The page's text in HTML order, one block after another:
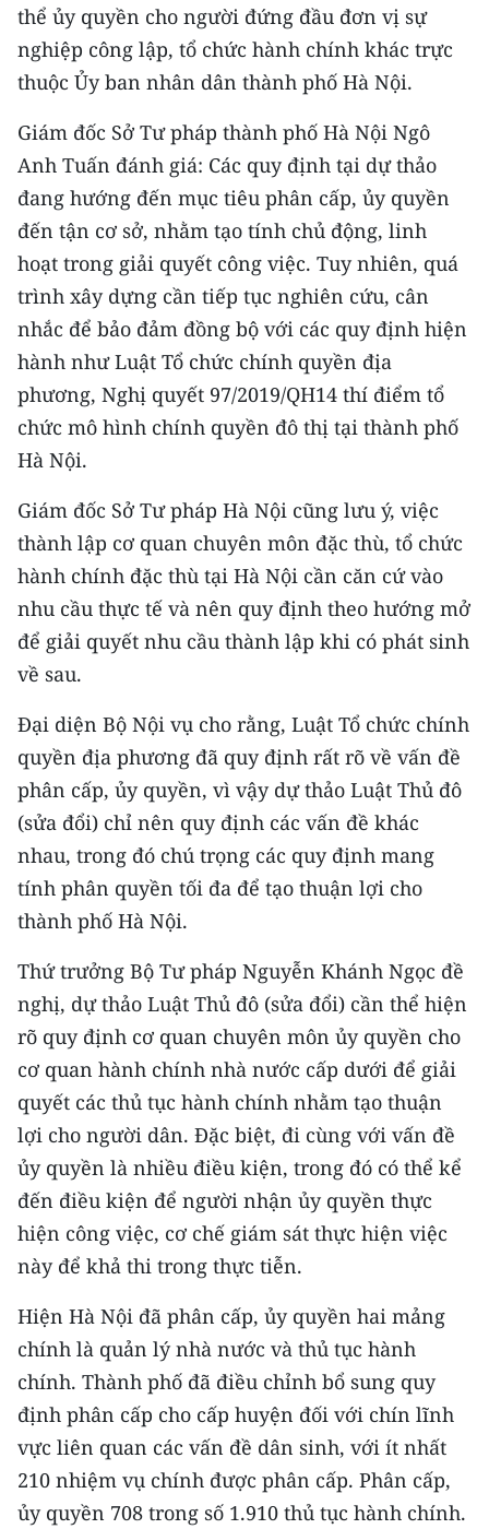
ENGLISH
中文
FRANÇAIS
РУССКИЙ
ESPAÑOL
한국어
thể ủy quyền cho người đứng đầu đơn vị sự
nghiệp công lập, tổ chức hành chính khác trực
thuộc Ủy ban nhân dân thành phố Hà Nội.
Giám đốc Sở Tư pháp thành phố Hà Nội Ngô
Anh Tuấn đánh giá: Các quy định tại dự thảo
đang hướng đến mục tiêu phân cấp, ủy quyền
đến tận cơ sở, nhằm tạo tính chủ động, linh
hoạt trong giải quyết công việc. Tuy nhiên, quá
trình xây dựng cần tiếp tục nghiên cứu, cân
nhắc để bảo đảm đồng bộ với các quy định hiện
hành như Luật Tổ chức chính quyền địa
phương, Nghị quyết 97/2019/QH14 thí điểm tổ
chức mô hình chính quyền đô thị tại thành phố
Hà Nội.
Giám đốc Sở Tư pháp Hà Nội cũng lưu ý, việc
thành lập cơ quan chuyên môn đặc thù, tổ chức
hành chính đặc thù tại Hà Nội cần căn cứ vào
nhu cầu thực tế và nên quy định theo hướng mở
để giải quyết nhu cầu thành lập khi có phát sinh
về sau.
Đại diện Bộ Nội vụ cho rằng, Luật Tổ chức chính
quyền địa phương đã quy định rất rõ về vấn đề
phân cấp, ủy quyền, vì vậy dự thảo Luật Thủ đô
(sửa đổi) chỉ nên quy định các vấn đề khác
nhau, trong đó chú trọng các quy định mang
tính phân quyền tối đa để tạo thuận lợi cho
thành phố Hà Nội.
Thứ trưởng Bộ Tư pháp Nguyễn Khánh Ngọc đề
nghị, dự thảo Luật Thủ đô (sửa đổi) cần thể hiện
rõ quy định cơ quan chuyên môn ủy quyền cho
cơ quan hành chính nhà nước cấp dưới để giải
quyết các thủ tục hành chính nhằm tạo thuận
lợi cho người dân. Đặc biệt, đi cùng với vấn đề
ủy quyền là nhiều điều kiện, trong đó có thể kể
đến điều kiện để người nhận ủy quyền thực
hiện công việc, cơ chế giám sát thực hiện việc
này để khả thi trong thực tiễn.
Hiện Hà Nội đã phân cấp, ủy quyền hai mảng
chính là quản lý nhà nước và thủ tục hành
chính. Thành phố đã điều chỉnh bổ sung quy
định phân cấp cho cấp huyện đối với chín lĩnh
vực liên quan các vấn đề dân sinh, với ít nhất
210 nhiệm vụ chính được phân cấp. Phân cấp,
ủy quyền 708 trong số 1.910 thủ tục hành chính.